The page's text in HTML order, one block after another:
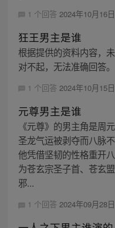
1 个回答 2024年10月16
狂王男主是谁
根据提供的资料内容，
对不起，无法准确回答。
1 个回答 2024年10月15
元尊男主是谁
《元尊》的男主角是周
圣龙气运被剥夺而八脉
他凭借坚韧的性格重开
为苍玄宗圣子首、苍玄
邪...
1 个回答 2024年09月28